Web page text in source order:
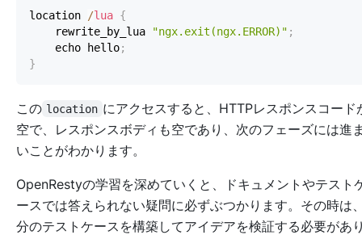
location /lua {
    rewrite_by_lua
"ngx.exit(ngx.ERROR)" ;
    echo hello
;
}
この location にアクセスすると、HTTPレスポンスコード
空で、レスポンスボディも空であり、次のフェーズには進
いことがわかります。
OpenRestyの学習を深めていくと、ドキュメントやテスト
ースでは答えられない疑問に必ずぶつかります。その時は
分のテストケースを構築してアイデアを検証する必要があ